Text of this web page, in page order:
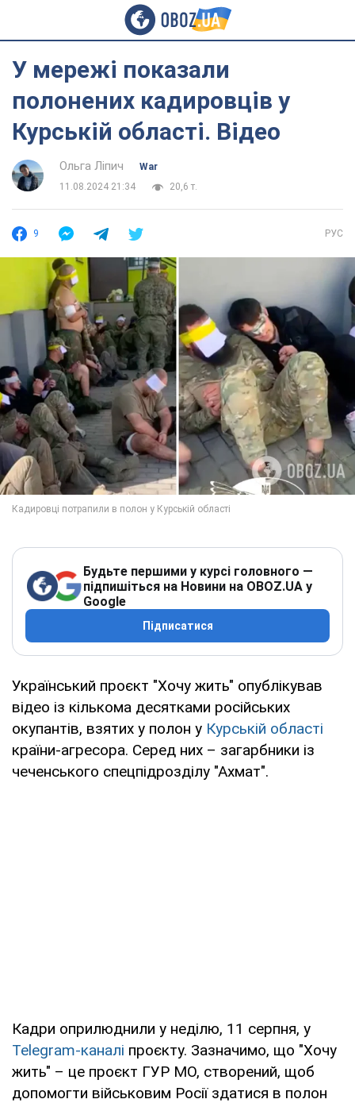
У мережі показали
полонених кадировців у
Курській області. Відео
Ольга Ліпич
War
11.08.2024 21:34
20,6 т.
9 РУС
Будьте першими у курсі головного —
підпишіться на Новини на OBOZ.UA у
Google
Підписатися
Український проєкт "Хочу жить" опублікував
відео із кількома десятками російських
окупантів, взятих у полон у Курській області
країни-агресора. Серед них – загарбники із
чеченського спецпідрозділу "Ахмат".
Кадри оприлюднили у неділю, 11 серпня, у
Telegram-каналі проєкту. Зазначимо, що "Хочу
жить" – це проєкт ГУР МО, створений, щоб
допомогти військовим Росії здатися в полон